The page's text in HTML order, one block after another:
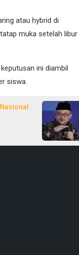
atau hybrid di
muka setelah libur
ini diambil
siswa.